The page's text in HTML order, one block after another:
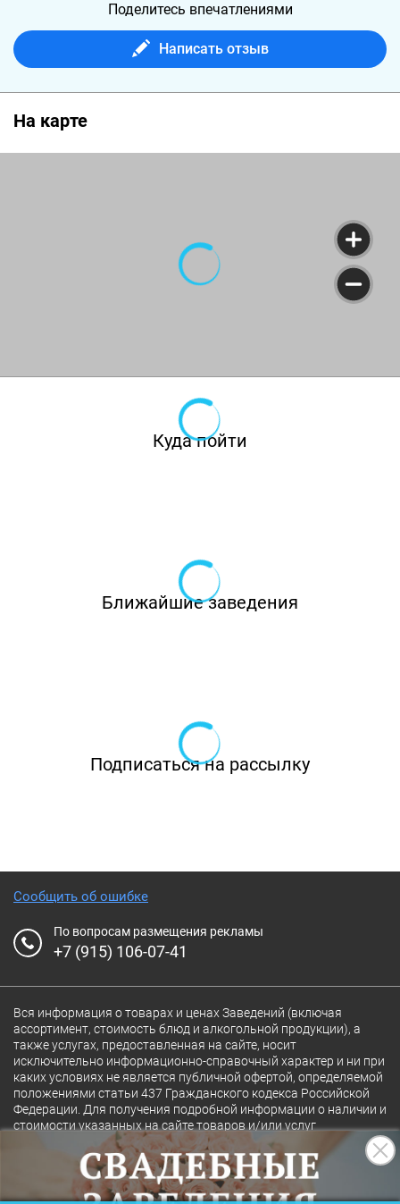
Поделитесь впечатлениями
Написать отзыв
На карте
Куда пойти
Ближайшие заведения
Подписаться на рассылку
Сообщить об ошибке
По вопросам размещения рекламы
+7 (915) 106-07-41
Вся информация о товарах и ценах Заведений (включая
ассортимент, стоимость блюд и алкогольной продукции), а
также услугах, предоставленная на сайте, носит
исключительно информационно-справочный характер и ни при
каких условиях не является публичной офертой, определяемой
положениями статьи 437 Гражданского кодекса Российской
Федерации. Для получения подробной информации о наличии и
стоимости указанных на сайте товаров и/или услуг
конкретного Заведения обращайтесь непосредственно в
Полная версия сайта